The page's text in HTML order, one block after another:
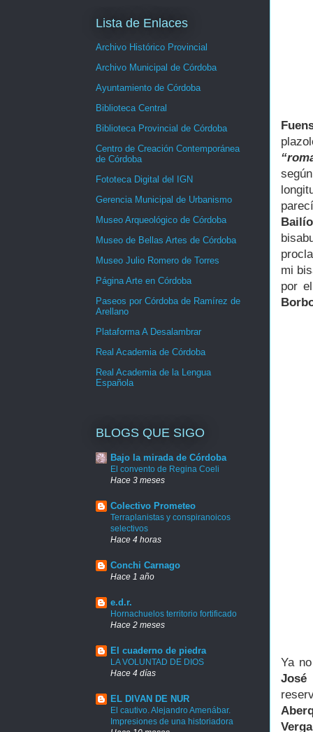
Bailío
mi
por
Ya
José
Lista de Enlaces
Archivo Histórico Provincial
Archivo Municipal de Córdoba
Ayuntamiento de Córdoba
Biblioteca Central
Biblioteca Provincial de Córdoba
Centro de Creación Contemporánea
de Córdoba
Fototeca Digital del IGN
Gerencia Municipal de Urbanismo
Museo Arqueológico de Córdoba
Museo de Bellas Artes de Córdoba
Museo Julio Romero de Torres
Página Arte en Córdoba
Paseos por Córdoba de Ramírez de
Arellano
Plataforma A Desalambrar
Real Academia de Córdoba
Real Academia de la Lengua
Española
BLOGS QUE SIGO
Bajo la mirada de Córdoba
El convento de Regina Coeli
Hace 3 meses
Colectivo Prometeo
Terraplanistas y conspiranoicos
selectivos
Hace 4 horas
Conchi Carnago
Hace 1 año
e.d.r.
Hornachuelos territorio fortificado
Hace 2 meses
El cuaderno de piedra
LA VOLUNTAD DE DIOS
Hace 4 días
EL DIVAN DE NUR
El cautivo. Alejandro Amenábar.
Impresiones de una historiadora